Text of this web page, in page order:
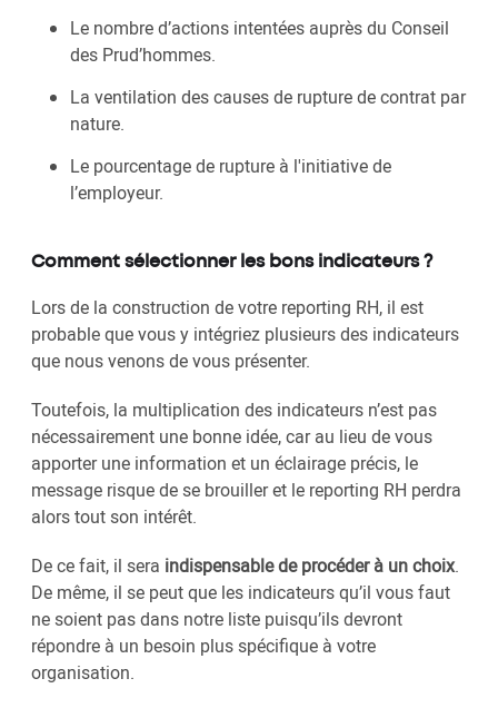
Le nombre d’actions intentées auprès du Conseil
des Prud’hommes.
La ventilation des causes de rupture de contrat par
nature.
Le pourcentage de rupture à l'initiative de
l’employeur.
Comment sélectionner les bons indicateurs ?
Lors de la construction de votre reporting RH, il est
probable que vous y intégriez plusieurs des indicateurs
que nous venons de vous présenter.
Toutefois, la multiplication des indicateurs n’est pas
nécessairement une bonne idée, car au lieu de vous
apporter une information et un éclairage précis, le
message risque de se brouiller et le reporting RH perdra
alors tout son intérêt.
De ce fait, il sera indispensable de procéder à un choix.
De même, il se peut que les indicateurs qu’il vous faut
ne soient pas dans notre liste puisqu’ils devront
répondre à un besoin plus spécifique à votre
organisation.